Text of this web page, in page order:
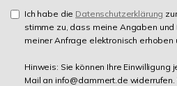
Ich habe die Datenschutzerklärung
stimme zu, dass meine Angaben
meiner Anfrage elektronisch
Hinweis: Sie können Ihre Einwilligung
Mail an info@dammert.de widerrufen.